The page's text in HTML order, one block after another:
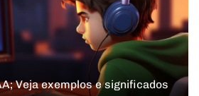
Veja exemplos e significados